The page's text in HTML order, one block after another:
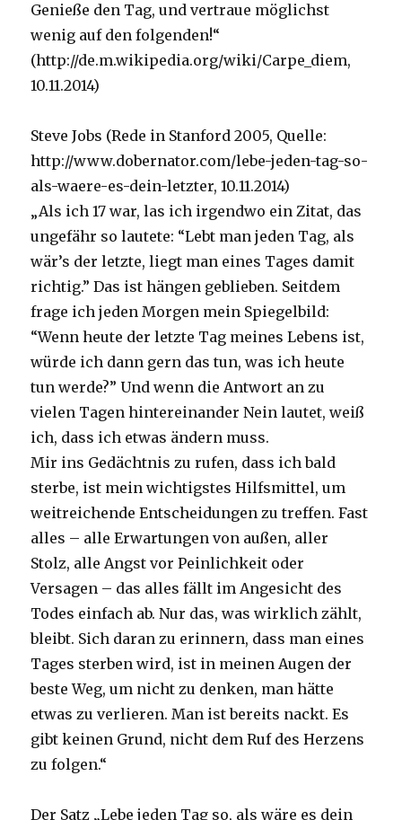
Genieße den Tag, und vertraue möglichst
wenig auf den folgenden!“
(http://de.m.wikipedia.org/wiki/Carpe_diem,
10.11.2014)
Steve Jobs (Rede in Stanford 2005, Quelle:
http://www.dobernator.com/lebe-jeden-tag-so-
als-waere-es-dein-letzter, 10.11.2014)
„Als ich 17 war, las ich irgendwo ein Zitat, das
ungefähr so lautete: “Lebt man jeden Tag, als
wär’s der letzte, liegt man eines Tages damit
richtig.” Das ist hängen geblieben. Seitdem
frage ich jeden Morgen mein Spiegelbild:
“Wenn heute der letzte Tag meines Lebens ist,
würde ich dann gern das tun, was ich heute
tun werde?” Und wenn die Antwort an zu
vielen Tagen hintereinander Nein lautet, weiß
ich, dass ich etwas ändern muss.
Mir ins Gedächtnis zu rufen, dass ich bald
sterbe, ist mein wichtigstes Hilfsmittel, um
weitreichende Entscheidungen zu treffen. Fast
alles – alle Erwartungen von außen, aller
Stolz, alle Angst vor Peinlichkeit oder
Versagen – das alles fällt im Angesicht des
Todes einfach ab. Nur das, was wirklich zählt,
bleibt. Sich daran zu erinnern, dass man eines
Tages sterben wird, ist in meinen Augen der
beste Weg, um nicht zu denken, man hätte
etwas zu verlieren. Man ist bereits nackt. Es
gibt keinen Grund, nicht dem Ruf des Herzens
zu folgen.“
Der Satz „Lebe jeden Tag so, als wäre es dein